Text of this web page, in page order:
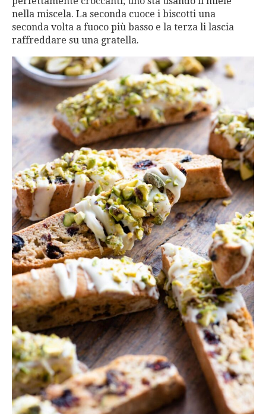
nella miscela. La seconda cuoce i biscotti una
seconda volta a fuoco più basso e la terza li lascia
raffreddare su una gratella.